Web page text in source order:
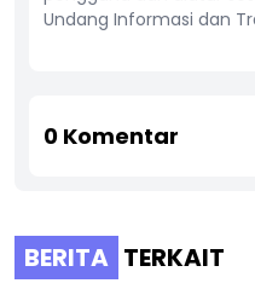
Undang Informasi dan
0 Komentar
BERITA TERKAIT